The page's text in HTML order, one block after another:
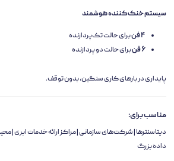
سیستم خنک‌کننده هوشمند
۴ فن
برای حالت تک‌پردازنده
۶ فن
برای حالت دو پردازنده
پایداری در بارهای کاری سنگین، بدون توقف.
مناسب برای:
دیتاسنترها | شرکت‌های سازمانی | مراکز ارائه خدمات ابری |
داده بزرگ